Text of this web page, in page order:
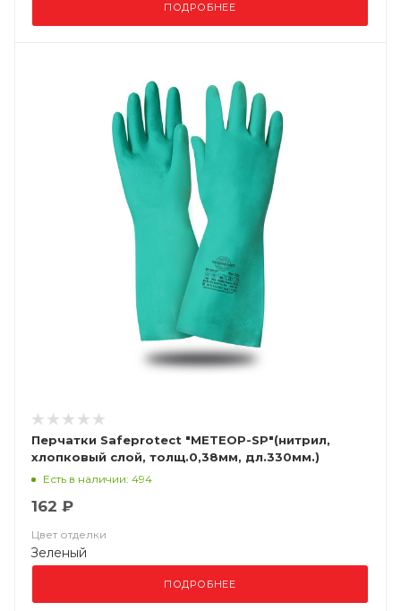
ПОДРОБНЕЕ
Перчатки Safeprotect "МЕТЕОР-SP"(нитрил,
хлопковый слой, толщ.0,38мм, дл.330мм.)
Есть в наличии: 494
162 ₽
Цвет отделки
Зеленый
ПОДРОБНЕЕ